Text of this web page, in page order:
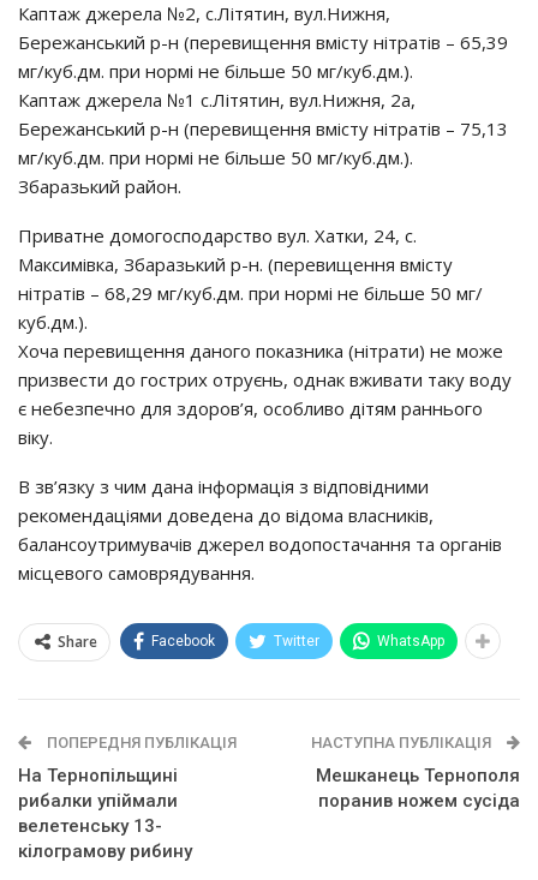
Каптаж джерела №2, с.Літятин, вул.Нижня,
Бережанський р-н (перевищення вмісту нітратів – 65,39
мг/куб.дм. при нормі не більше 50 мг/куб.дм.).
Каптаж джерела №1 с.Літятин, вул.Нижня, 2а,
Бережанський р-н (перевищення вмісту нітратів – 75,13
мг/куб.дм. при нормі не більше 50 мг/куб.дм.).
Збаразький район.
Приватне домогосподарство вул. Хатки, 24, с.
Максимівка, Збаразький р-н. (перевищення вмісту
нітратів – 68,29 мг/куб.дм. при нормі не більше 50 мг/
куб.дм.).
Хоча перевищення даного показника (нітрати) не може
призвести до гострих отруєнь, однак вживати таку воду
є небезпечно для здоров’я, особливо дітям раннього
віку.
В зв’язку з чим дана інформація з відповідними
рекомендаціями доведена до відома власників,
балансоутримувачів джерел водопостачання та органів
місцевого самоврядування.
Share Facebook Twitter WhatsApp
ПОПЕРЕДНЯ ПУБЛІКАЦІЯ
На Тернопільщині
рибалки упіймали
велетенську 13-
кілограмову рибину
НАСТУПНА ПУБЛІКАЦІЯ
Мешканець Тернополя
поранив ножем сусіда